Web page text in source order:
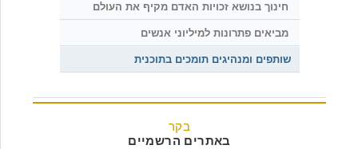
חינוך בנושא זכויות האדם מקיף את העולם
מביאים פתרונות למיליוני אנשים
שותפים ומנהיגים תומכים בתוכנית
בקר
באתרים הרשמיים